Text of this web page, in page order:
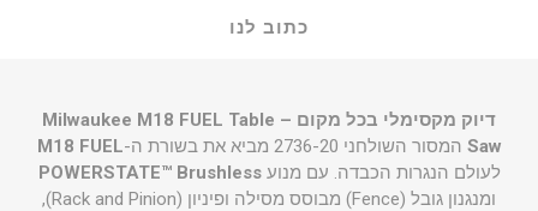
כתוב לנו
דיוק מקסימלי בכל מקום – Milwaukee M18 FUEL Table
Saw המסור השולחני 2736-20 מביא את בשורת ה-
M18 FUEL
לעולם הנגרות הכבדה. עם מנועPOWERSTATE™ Brushless
ומנגנון גובל (Fence) מבוסס מסילה ופיניון (Rack and Pinion),